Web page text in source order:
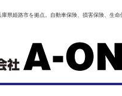
県姫路市を拠点。自動車保険、損害保険、生命